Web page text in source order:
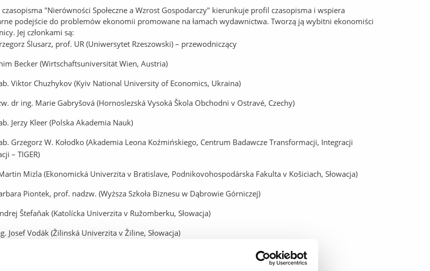
czasopisma "Nierówności Społeczne a Wzrost Gospodarczy" kierunkuje profil czasopisma i wspiera
podejście do problemów ekonomii promowane na łamach wydawnictwa. Tworzą ją wybitni ekonomiści
Jej członkami są:
Ślusarz, prof. UR (Uniwersytet Rzeszowski) – przewodniczący
Becker (Wirtschaftsuniversität Wien, Austria)
Viktor Chuzhykov (Kyiv National University of Economics, Ukraina)
dr ing. Marie Gabryšová (Hornoslezská Vysoká Škola Obchodni v Ostravé, Czechy)
Jerzy Kleer (Polska Akademia Nauk)
Grzegorz W. Kołodko (Akademia Leona Koźmińskiego, Centrum Badawcze Transformacji, Integracji
– TIGER)
Mizla (Ekonomická Univerzita v Bratislave, Podnikovohospodárska Fakulta v Košiciach, Słowacja)
Piontek, prof. nadzw. (Wyższa Szkoła Biznesu w Dąbrowie Górniczej)
Štefaňak (Katolícka Univerzita v Ružomberku, Słowacja)
Josef Vodák (Žilinská Univerzita v Žiline, Słowacja)